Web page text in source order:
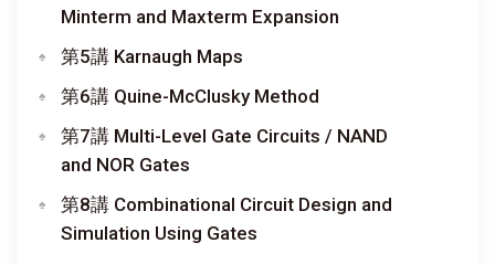
Minterm and Maxterm Expansion
第5講 Karnaugh Maps
第6講 Quine-McClusky Method
第7講 Multi-Level Gate Circuits / NAND
and NOR Gates
第8講 Combinational Circuit Design and
Simulation Using Gates